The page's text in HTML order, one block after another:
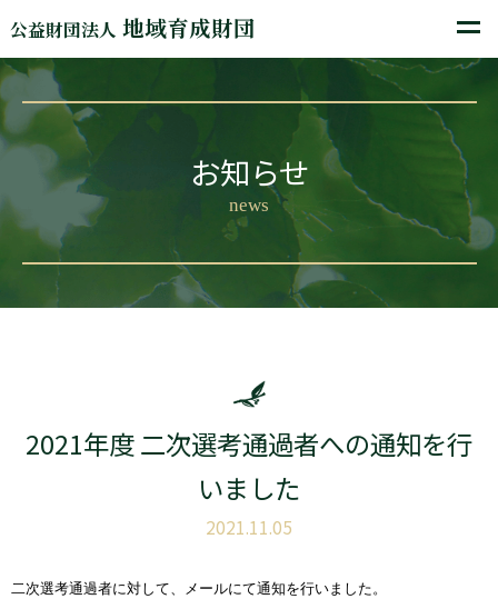
公益財団法人 地域育成財団
お知らせ
news
2021年度 二次選考通過者への通知を行
いました
2021.11.05
二次選考通過者に対して、メールにて通知を行いました。